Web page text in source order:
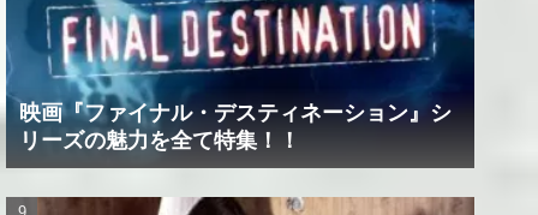
映画『ファイナル・デスティネーション』シ
リーズの魅力を全て特集！！